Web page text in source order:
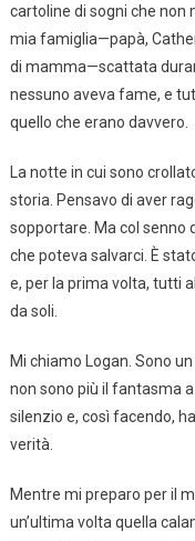
cartoline di sogni che non
mia famiglia—papà,
di mamma—scattata
nessuno aveva fame, e
quello che erano davvero.
La notte in cui sono
storia. Pensavo di aver
sopportare. Ma col senno
che poteva salvarci. È
e, per la prima volta, tutti
da soli.
Mi chiamo Logan. Sono
non sono più il fantasma
silenzio e, così facendo,
verità.
Mentre mi preparo per il
un’ultima volta quella